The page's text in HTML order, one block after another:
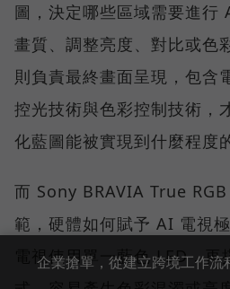
圖，決定哪些區域需要進行
畫質、調整亮度、對比或色
則負責最終畫面呈現，包含
控光技術與色彩控制技術，
化藍圖能被實現到什麼程度
而 Sony BRAVIA True
範，硬體如何賦予 AI 電視
電視使用單一藍色 LED，再
企業搶單，從建立跨境工作